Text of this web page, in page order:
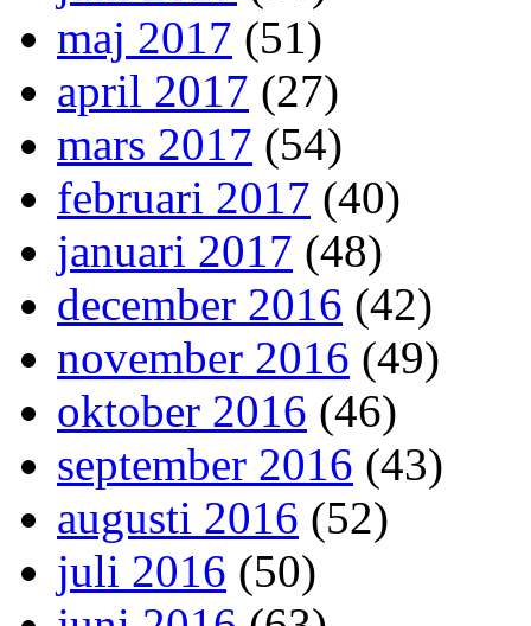
maj 2017 (51)
april 2017 (27)
mars 2017 (54)
februari 2017 (40)
januari 2017 (48)
december 2016 (42)
november 2016 (49)
oktober 2016 (46)
september 2016 (43)
augusti 2016 (52)
juli 2016 (50)